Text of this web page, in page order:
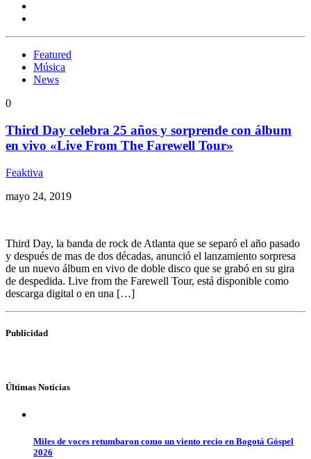
Featured
Música
News
0
Third Day celebra 25 años y sorprende con álbum
en vivo «Live From The Farewell Tour»
Feaktiva
mayo 24, 2019
Third Day, la banda de rock de Atlanta que se separó el año pasado
y después de mas de dos décadas, anunció el lanzamiento sorpresa
de un nuevo álbum en vivo de doble disco que se grabó en su gira
de despedida. Live from the Farewell Tour, está disponible como
descarga digital o en una […]
Publicidad
Últimas Noticias
Miles de voces retumbaron como un viento recio en Bogotá Góspel
2026